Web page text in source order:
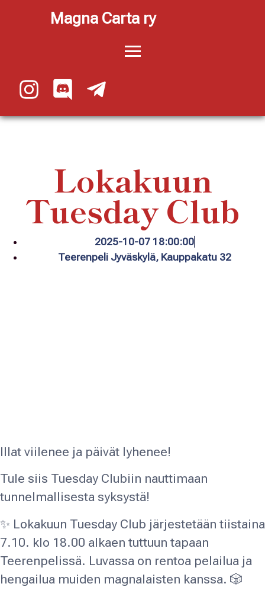
Magna Carta ry
Lokakuun
Tuesday Club
2025-10-07 18:00:00
Teerenpeli Jyväskylä, Kauppakatu 32
Illat viilenee ja päivät lyhenee!
Tule siis Tuesday Clubiin nauttimaan
tunnelmallisesta syksystä!
✨ Lokakuun Tuesday Club järjestetään tiistaina
7.10. klo 18.00 alkaen tuttuun tapaan
Teerenpelissä. Luvassa on rentoa pelailua ja
hengailua muiden magnalaisten kanssa. 🎲